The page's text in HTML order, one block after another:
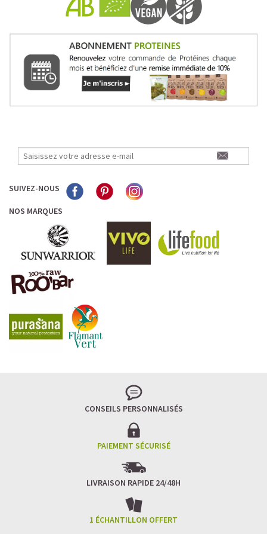
Pour les accros au chocolat qui veulent booster leurs
journées avec goût et équilibre.
Mocha Glacé Protéiné
🍵 MATCHA LATTE GLACÉ
LA FRAÎCHEUR VERTE QUI APAISE L’ESPRIT
Le matcha, ce thé japonais se marie à la douceur du lait
tout en stimulant la concentration.
Un goût légèrement herbacé, addictif et plein de
Idéal pour : recharger ses batteries sans caféine,
hydrater, et retrouver focus et sérénité.
Matcha Latte Glacé Protéiné
SAWONDO RÉINVENTE LE PLAISIR DES CAFÉS GLACÉS
✅ Sans sucre raffiné
SUIVEZ-NOUS
NOS MARQUES
CONSEILS PERSONNALISÉS
PAIEMENT SÉCURISÉ
LIVRAISON RAPIDE 24/48H
1 ÉCHANTILLON OFFERT